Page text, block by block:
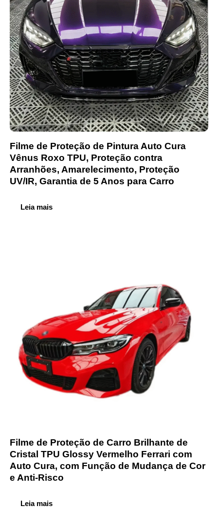
Filme de Proteção de Pintura Auto Cura
Vênus Roxo TPU, Proteção contra
Arranhões, Amarelecimento, Proteção
UV/IR, Garantia de 5 Anos para Carro
Leia mais
Filme de Proteção de Carro Brilhante de
Cristal TPU Glossy Vermelho Ferrari com
Auto Cura, com Função de Mudança de Cor
e Anti-Risco
Leia mais